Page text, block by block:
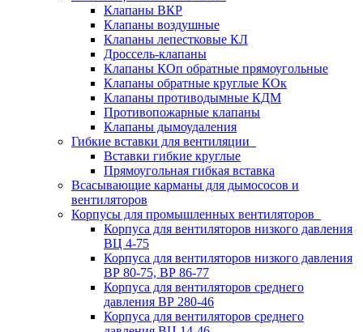
Клапаны ВКР
Клапаны воздушные
Клапаны лепестковые КЛ
Дроссель-клапаны
Клапаны КОп обратные прямоугольные
Клапаны обратные круглые КОк
Клапаны противодымные КДМ
Противопожарные клапаны
Клапаны дымоудаления
Гибкие вставки для вентиляции
Вставки гибкие круглые
Прямоугольная гибкая вставка
Всасывающие карманы для дымососов и
вентиляторов
Корпусы для промышленных вентиляторов
Корпуса для вентиляторов низкого давления
ВЦ 4-75
Корпуса для вентиляторов низкого давления
ВР 80-75, ВР 86-77
Корпуса для вентиляторов среднего
давления ВР 280-46
Корпуса для вентиляторов среднего